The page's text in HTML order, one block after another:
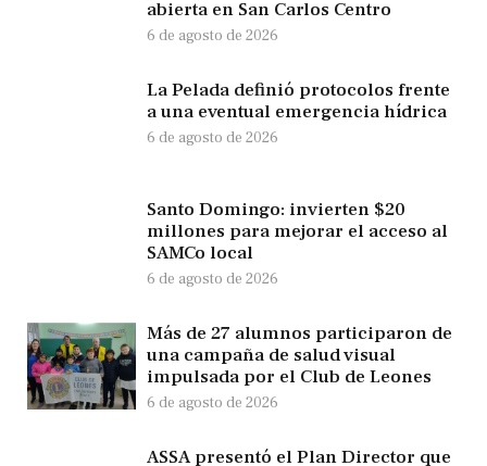
abierta en San Carlos Centro
6 de agosto de 2026
La Pelada definió protocolos frente
a una eventual emergencia hídrica
6 de agosto de 2026
Santo Domingo: invierten $20
millones para mejorar el acceso al
SAMCo local
6 de agosto de 2026
Más de 27 alumnos participaron de
una campaña de salud visual
impulsada por el Club de Leones
6 de agosto de 2026
ASSA presentó el Plan Director que